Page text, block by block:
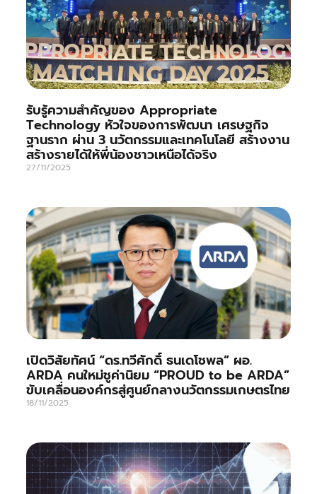
รับรู้ความสำคัญของ Appropriate
Technology หัวใจของการพัฒนา เศรษฐกิจ
ฐานราก ผ่าน 3 นวัตกรรมและเทคโนโลยี สร้างงาน
สร้างรายได้ให้พี่น้องชาวเหนือได้จริง
27/11/2025
เปิดวิสัยทัศน์ “ดร.ทวีศักดิ์ ธนเดโชพล” ผอ.
ARDA คนใหม่ชูค่านิยม “PROUD to be ARDA”
ขับเคลื่อนองค์กรสู่ศูนย์กลางนวัตกรรมเกษตรไทย
18/11/2025